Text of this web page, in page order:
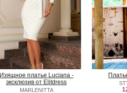
Изящное платье Luciana -
эксклюзив от Elitdress
MARLENITTA